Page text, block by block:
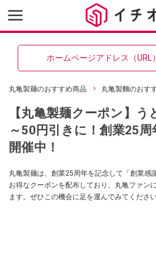
ホームページアドレス（URL
丸亀製麺のおすすめ商品 丸亀製麵のおす
【丸亀製麺クーポン】
～50円引きに！創業25周
開催中！
丸亀製麺は、創業25周年を記念して「創業感
お得なクーポンを配布しており、丸亀ファン
ます。ぜひこの機会に足を運んでみてください